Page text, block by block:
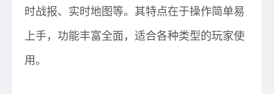
时战报、实时地图等。其特点在于操作简单易
上手，功能丰富全面，适合各种类型的玩家使
用。